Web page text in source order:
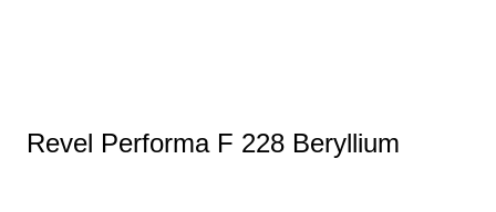
Revel Performa F 228 Beryllium